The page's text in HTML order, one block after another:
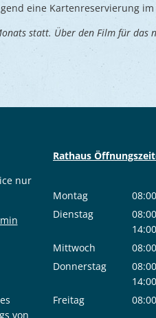
eine Kartenreservierung im
statt. Über den Film für das
nur
von
Rathaus
Montag 08:00
Von
Dienstag 08:00
Von
14:00
Von
Mittwoch 08:00
Von
Donnerstag 08:00
Von
14:00
Von
Freitag 08:00